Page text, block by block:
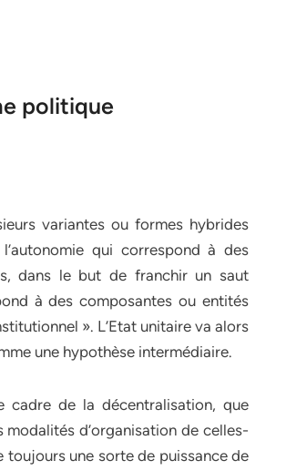
politique
variantes ou formes hybrides
qui correspond à des
dans le but de franchir un saut
à des composantes ou entités
». L’Etat unitaire va alors
une hypothèse intermédiaire.
cadre de la décentralisation, que
d’organisation de celles-
toujours une sorte de puissance de